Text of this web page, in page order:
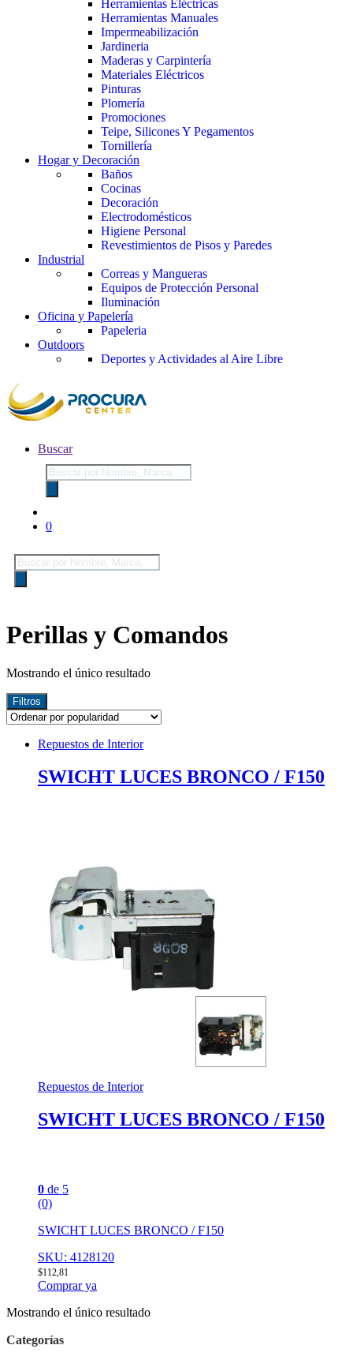
Herramientas Eléctricas
Herramientas Manuales
Impermeabilización
Jardineria
Maderas y Carpintería
Materiales Eléctricos
Pinturas
Plomería
Promociones
Teipe, Silicones Y Pegamentos
Tornillería
Hogar y Decoración
Baños
Cocinas
Decoración
Electrodomésticos
Higiene Personal
Revestimientos de Pisos y Paredes
Industrial
Correas y Mangueras
Equipos de Protección Personal
Iluminación
Oficina y Papelería
Papeleria
Outdoors
Deportes y Actividades al Aire Libre
Buscar
Búsqueda
de
productos
0
Búsqueda
de
productos
Perillas y Comandos
Mostrando el único resultado
Filtros
Repuestos de Interior
SWICHT LUCES BRONCO / F150
Repuestos de Interior
SWICHT LUCES BRONCO / F150
0 de 5
(0)
SWICHT LUCES BRONCO / F150
SKU: 4128120
$112,81
Comprar ya
Mostrando el único resultado
Categorías